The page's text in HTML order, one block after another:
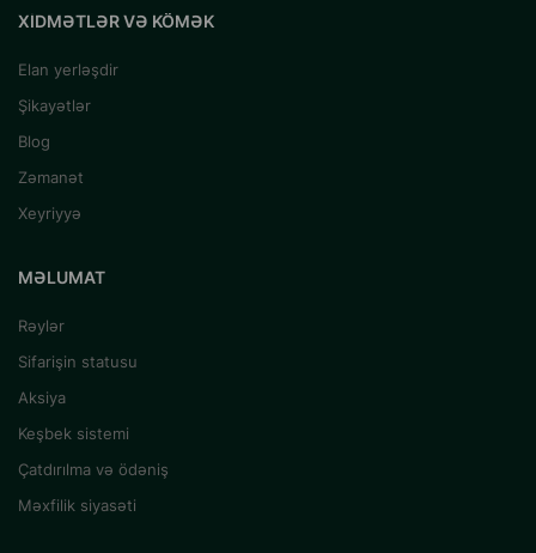
XIDMƏTLƏR VƏ KÖMƏK
Elan yerləşdir
Şikayətlər
Blog
Zəmanət
Xeyriyyə
MƏLUMAT
Rəylər
Sifarişin statusu
Aksiya
Keşbek sistemi
Çatdırılma və ödəniş
Məxfilik siyasəti